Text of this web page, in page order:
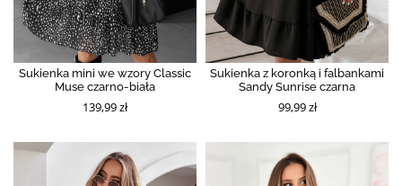
Sukienka mini we wzory Classic
Muse czarno-biała
139,99 zł
Sukienka z koronką i falbankami
Sandy Sunrise czarna
99,99 zł